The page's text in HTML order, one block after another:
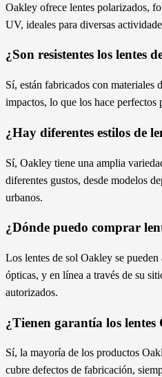
Oakley ofrece lentes polarizados,
UV, ideales para diversas
¿Son resistentes los lentes
Sí, están fabricados con materiales
impactos, lo que los hace perfectos
¿Hay diferentes estilos de
Sí, Oakley tiene una amplia
diferentes gustos, desde modelos
urbanos.
¿Dónde puedo comprar
Los lentes de sol Oakley se
ópticas, y en línea a través de su
autorizados.
¿Tienen garantía los lentes
Sí, la mayoría de los productos
cubre defectos de fabricación,